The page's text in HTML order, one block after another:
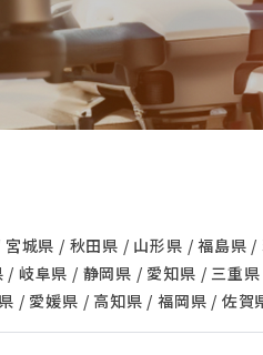
宮城県 / 秋田県 / 山形県 / 福島
岐阜県 / 静岡県 / 愛知県 / 三重
/ 愛媛県 / 高知県 / 福岡県 / 佐